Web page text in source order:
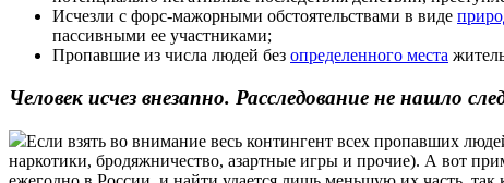
Исчезли с форс-мажорными обстоятельствами в виде
пассивными ее участниками;
Пропавшие из числа людей без определенного места
Человек исчез внезапно. Расследование не нашло
Если взять во внимание весь контингент всех пропавших
наркотики, бродяжничество, азартные игры и прочие). А вот